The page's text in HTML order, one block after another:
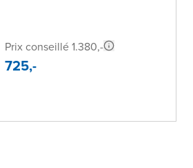
Prix conseillé 1.380,-
725,-